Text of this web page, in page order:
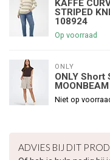
KAFFE
STRIPED
108924
Op voorraad
ONLY
ONLY Short
MOONBEAM
Niet op
ADVIES BIJ DIT
€5,00 korting